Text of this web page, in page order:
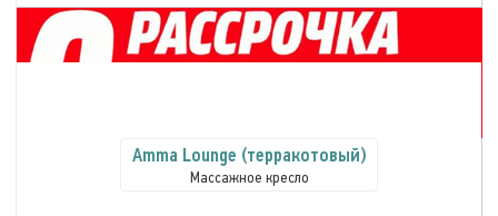
Amma Lounge (терракотовый)
Массажное кресло